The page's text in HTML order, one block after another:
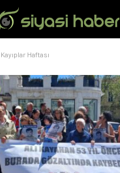
Haftası